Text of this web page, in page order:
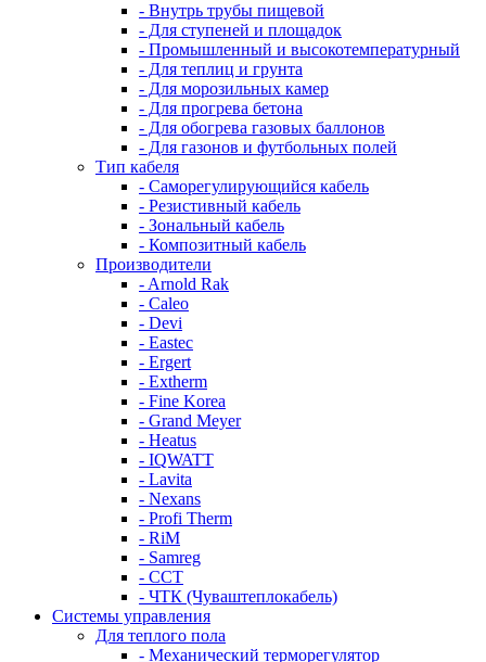
- Внутрь трубы пищевой
- Для ступеней и площадок
- Промышленный и высокотемпературный
- Для теплиц и грунта
- Для морозильных камер
- Для прогрева бетона
- Для обогрева газовых баллонов
- Для газонов и футбольных полей
Тип кабеля
- Саморегулирующийся кабель
- Резистивный кабель
- Зональный кабель
- Композитный кабель
Производители
- Arnold Rak
- Caleo
- Devi
- Eastec
- Ergert
- Extherm
- Fine Korea
- Grand Meyer
- Heatus
- IQWATT
- Lavita
- Nexans
- Profi Therm
- RiM
- Samreg
- ССТ
- ЧТК (Чуваштеплокабель)
Системы управления
Для теплого пола
- Механический терморегулятор